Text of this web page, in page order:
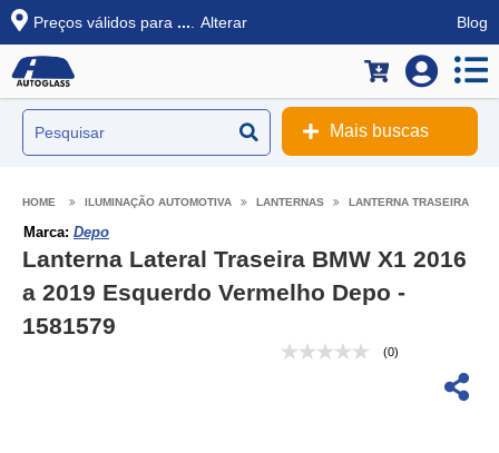
Preços válidos para ... Alterar Blog
Mais buscas
ILUMINAÇÃO AUTOMOTIVA LANTERNAS LANTERNA TRASEIRA
Marca: Depo
Lanterna Lateral Traseira BMW X1 2016
a 2019 Esquerdo Vermelho Depo -
1581579
(0)